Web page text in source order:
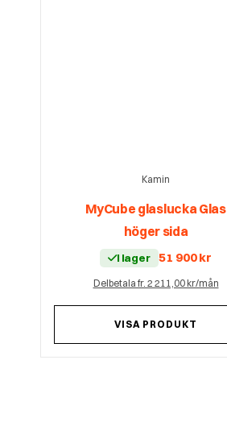
Kamin
MyCube glaslucka Glas
höger sida
I lager 51 900kr
Delbetala fr. 2 211,00 kr/mån
VISA PRODUKT